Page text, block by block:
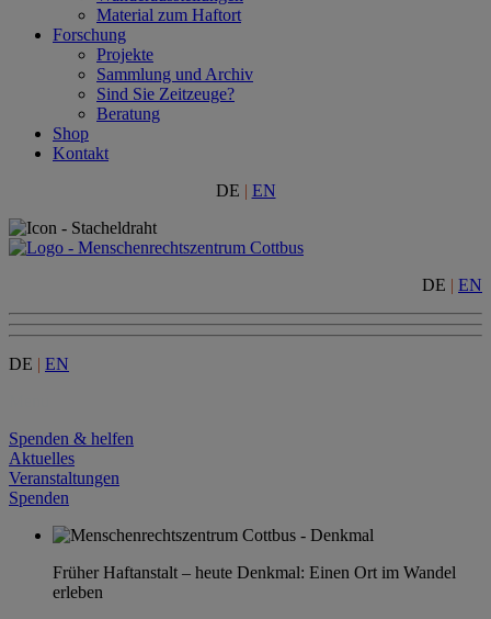
Material zum Haftort
Forschung
Projekte
Sammlung und Archiv
Sind Sie Zeitzeuge?
Beratung
Shop
Kontakt
DE | EN
DE | EN
DE | EN
Spenden & helfen
Aktuelles
Veranstaltungen
Spenden
Früher Haftanstalt – heute Denkmal: Einen Ort im Wandel
erleben